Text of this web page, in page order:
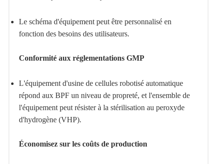
Le schéma d'équipement peut être personnalisé en
fonction des besoins des utilisateurs.
Conformité aux réglementations GMP
L'équipement d'usine de cellules robotisé automatique
répond aux BPF un niveau de propreté, et l'ensemble de
l'équipement peut résister à la stérilisation au peroxyde
d'hydrogène (VHP).
Économisez sur les coûts de production